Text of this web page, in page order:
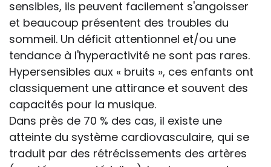
sensibles, ils peuvent facilement s'angoisser
et beaucoup présentent des troubles du
sommeil. Un déficit attentionnel et/ou une
tendance à l'hyperactivité ne sont pas rares.
Hypersensibles aux « bruits », ces enfants ont
classiquement une attirance et souvent des
capacités pour la musique.
Dans près de 70 % des cas, il existe une
atteinte du système cardiovasculaire, qui se
traduit par des rétrécissements des artères